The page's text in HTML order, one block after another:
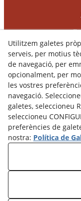
© 08/
Utilitzem galetes
serveis, per motius
de navegació, per
opcionalment, per
les vostres
navegació.
galetes, seleccioneu
seleccioneu
preferències de
nostra: Política de